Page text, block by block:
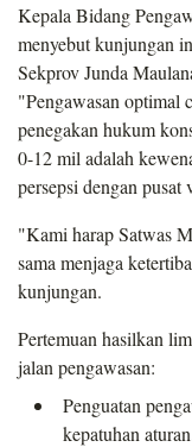
Kepala Bidang
menyebut kunjungan
Sekprov Junda
"Pengawasan optimal
penegakan hukum
0-12 mil adalah
persepsi dengan pusat
"Kami harap Satwas
sama menjaga
kunjungan.
Pertemuan hasilkan
jalan pengawasan:
Penguatan
kepatuhan